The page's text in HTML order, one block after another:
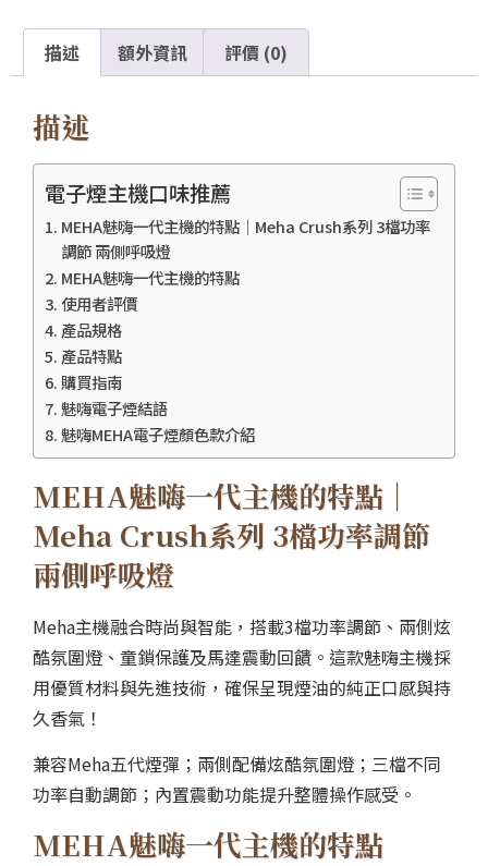
描述 額外資訊 評價 (0)
描述
電子煙主機口味推薦
MEHA魅嗨一代主機的特點｜Meha Crush系列 3檔功率
調節 兩側呼吸燈
MEHA魅嗨一代主機的特點
使用者評價
產品規格
產品特點
購買指南
魅嗨電子煙結語
魅嗨MEHA電子煙顏色款介紹
MEHA魅嗨一代主機的特點｜
Meha Crush系列 3檔功率調節
兩側呼吸燈
Meha主機融合時尚與智能，搭載3檔功率調節、兩側炫
酷氛圍燈、童鎖保護及馬達震動回饋。這款魅嗨主機採
用優質材料與先進技術，確保呈現煙油的純正口感與持
久香氣！
兼容Meha五代煙彈；兩側配備炫酷氛圍燈；三檔不同
功率自動調節；內置震動功能提升整體操作感受。
MEHA魅嗨一代主機的特點